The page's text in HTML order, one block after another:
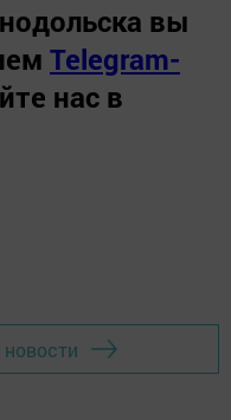
вы
Telegram-
нас в